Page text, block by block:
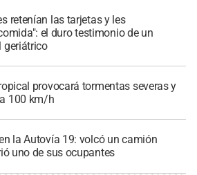
retenían las tarjetas y les
el duro testimonio de un
geriátrico
provocará tormentas severas y
100 km/h
la Autovía 19: volcó un camión
uno de sus ocupantes